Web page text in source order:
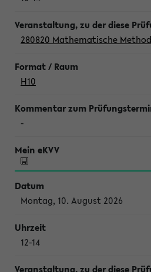
280820 Mathematische
H10
-
Montag, 10. August 2026
12-14